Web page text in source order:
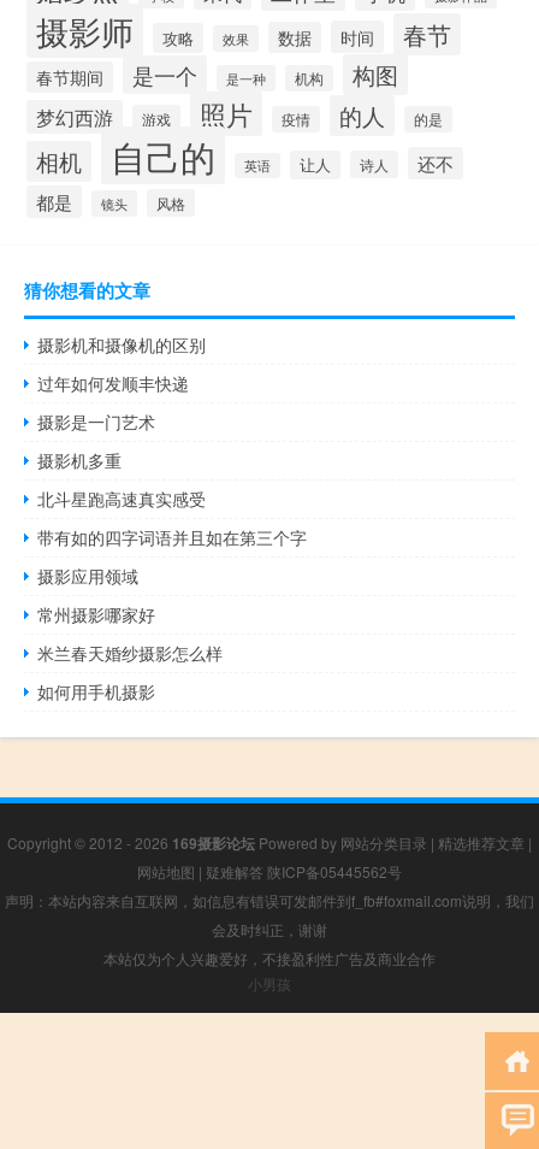
摄影师 攻略 效果 数据 时间 春节
春节期间 是一个 是一种 机构 构图
梦幻西游 游戏 照片 疫情 的人 的是
相机 自己的 英语 让人 诗人
还不
都是
镜头 风格
猜你想看的文章
摄影机和摄像机的区别
过年如何发顺丰快递
摄影是一门艺术
摄影机多重
北斗星跑高速真实感受
带有如的四字词语并且如在第三个字
摄影应用领域
常州摄影哪家好
米兰春天婚纱摄影怎么样
如何用手机摄影
Copyright © 2012 - 2026 169摄影论坛 Powered by 网站分类目录 | 精选推荐文章 |
网站地图 | 疑难解答 陕ICP备05445562号
声明：本站内容来自互联网，如信息有错误可发邮件到f_fb#foxmail.com说明，我们
会及时纠正，谢谢
本站仅为个人兴趣爱好，不接盈利性广告及商业合作
小男孩